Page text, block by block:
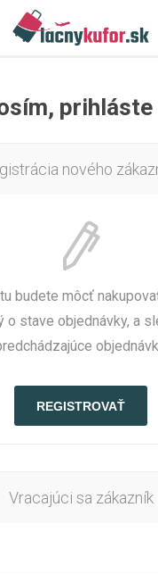
prihláste
nového
budete môcť
o stave objednávky, a
Vracajúci sa zákazník